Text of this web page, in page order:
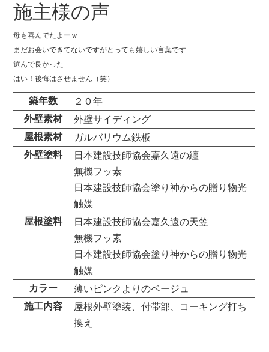
施主様の声
母も喜んでたよーｗ
まだお会いできてないですがとっても嬉しい言葉です
選んで良かった
はい！後悔はさせません（笑）
築年数
２０年
外壁素材
外壁サイディング
屋根素材
ガルバリウム鉄板
外壁塗料
日本建設技師協会嘉久遠の纏
無機フッ素
日本建設技師協会塗り神からの贈り物光
触媒
屋根塗料
日本建設技師協会嘉久遠の天笠
無機フッ素
日本建設技師協会塗り神からの贈り物光
触媒
カラー
薄いピンクよりのベージュ
施工内容
屋根外壁塗装、付帯部、コーキング打ち
換え